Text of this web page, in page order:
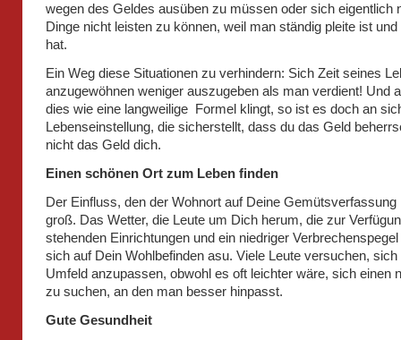
wegen des Geldes ausüben zu müssen oder sich eigentlich
Dinge nicht leisten zu können, weil man ständig pleite ist
hat.
Ein Weg diese Situationen zu verhindern: Sich Zeit seines
anzugewöhnen weniger auszugeben als man verdient! Und
dies wie eine langweilige Formel klingt, so ist es doch an
Lebenseinstellung, die sicherstellt, dass du das Geld
nicht das Geld dich.
Einen schönen Ort zum Leben finden
Der Einfluss, den der Wohnort auf Deine Gemütsverfassung
groß. Das Wetter, die Leute um Dich herum, die zur
stehenden Einrichtungen und ein niedriger
sich auf Dein Wohlbefinden asu. Viele Leute versuchen, sich
Umfeld anzupassen, obwohl es oft leichter wäre, sich einen
zu suchen, an den man besser hinpasst.
Gute Gesundheit